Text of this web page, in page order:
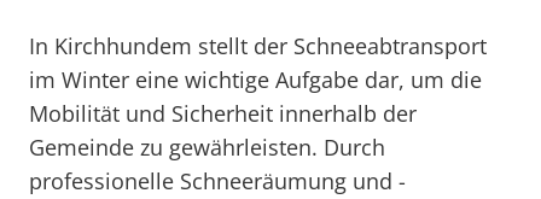
In Kirchhundem stellt der Schneeabtransport
im Winter eine wichtige Aufgabe dar, um die
Mobilität und Sicherheit innerhalb der
Gemeinde zu gewährleisten. Durch
professionelle Schneeräumung und -